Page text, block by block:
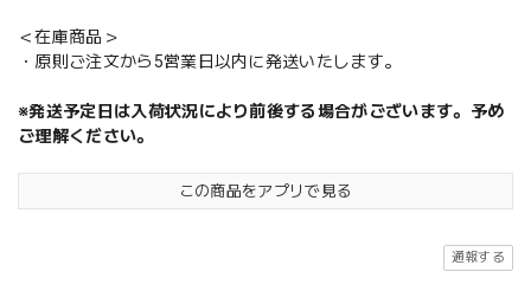
＜在庫商品＞
・原則ご注文から5営業日以内に発送いたします。
※発送予定日は入荷状況により前後する場合がございます。予め
ご理解ください。
この商品をアプリで見る
通報する